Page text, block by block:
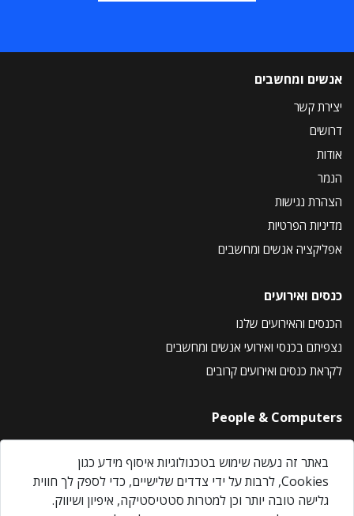
אנשים ומחשבים
יצירת קשר
דרושים
אודות
הנמר
הצהרת נגישות
מדיניות הפרטיות
אפליקציה אנשים ומחשבים
כנסים ואירועים
הכנסים והאירועים שלנו
נצפיתם בכנסי ואירועי אנשים ומחשבים
לקראת כנסים ואירועים קרובים
People & Computers
About Us
Privacy Policy
Contact Us
באתר זה נעשה שימוש בטכנולוגיות איסוף מידע כגון
Cookies, לרבות על ידי צדדים שלישיים, כדי לספק לך חווית
גלישה טובה יותר וכן למטרות סטטיסטיקה, איפיון ושיווק.